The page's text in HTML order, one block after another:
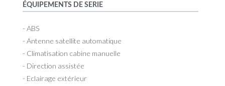
ÉQUIPEMENTS DE SERIE
- ABS
- Antenne satellite automatique
- Climatisation cabine manuelle
- Direction assistée
- Eclairage extérieur